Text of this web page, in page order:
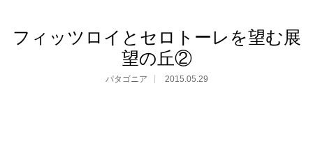
フィッツロイとセロトーレを望む展
望の丘②
パタゴニア 2015.05.29